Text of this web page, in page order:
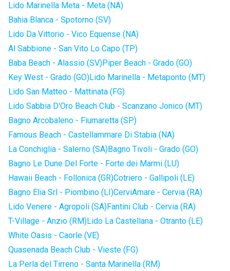
Lido Marinella Meta - Meta (NA)
Bahia Blanca - Spotorno (SV)
Lido Da Vittorio - Vico Equense (NA)
Al Sabbione - San Vito Lo Capo (TP)
Baba Beach - Alassio (SV)Piper Beach - Grado (GO)
Key West - Grado (GO)Lido Marinella - Metaponto (MT)
Lido San Matteo - Mattinata (FG)
Lido Sabbia D'Oro Beach Club - Scanzano Jonico (MT)
Bagno Arcobaleno - Fiumaretta (SP)
Famous Beach - Castellammare Di Stabia (NA)
La Conchiglia - Salerno (SA)Bagno Tivoli - Grado (GO)
Bagno Le Dune Del Forte - Forte dei Marmi (LU)
Hawaii Beach - Follonica (GR)Cotriero - Gallipoli (LE)
Bagno Elia Srl - Piombino (LI)CerviAmare - Cervia (RA)
Lido Venere - Agropoli (SA)Fantini Club - Cervia (RA)
T-Village - Anzio (RM)Lido La Castellana - Otranto (LE)
White Oasis - Caorle (VE)
Quasenada Beach Club - Vieste (FG)
La Perla del Tirreno - Santa Marinella (RM)